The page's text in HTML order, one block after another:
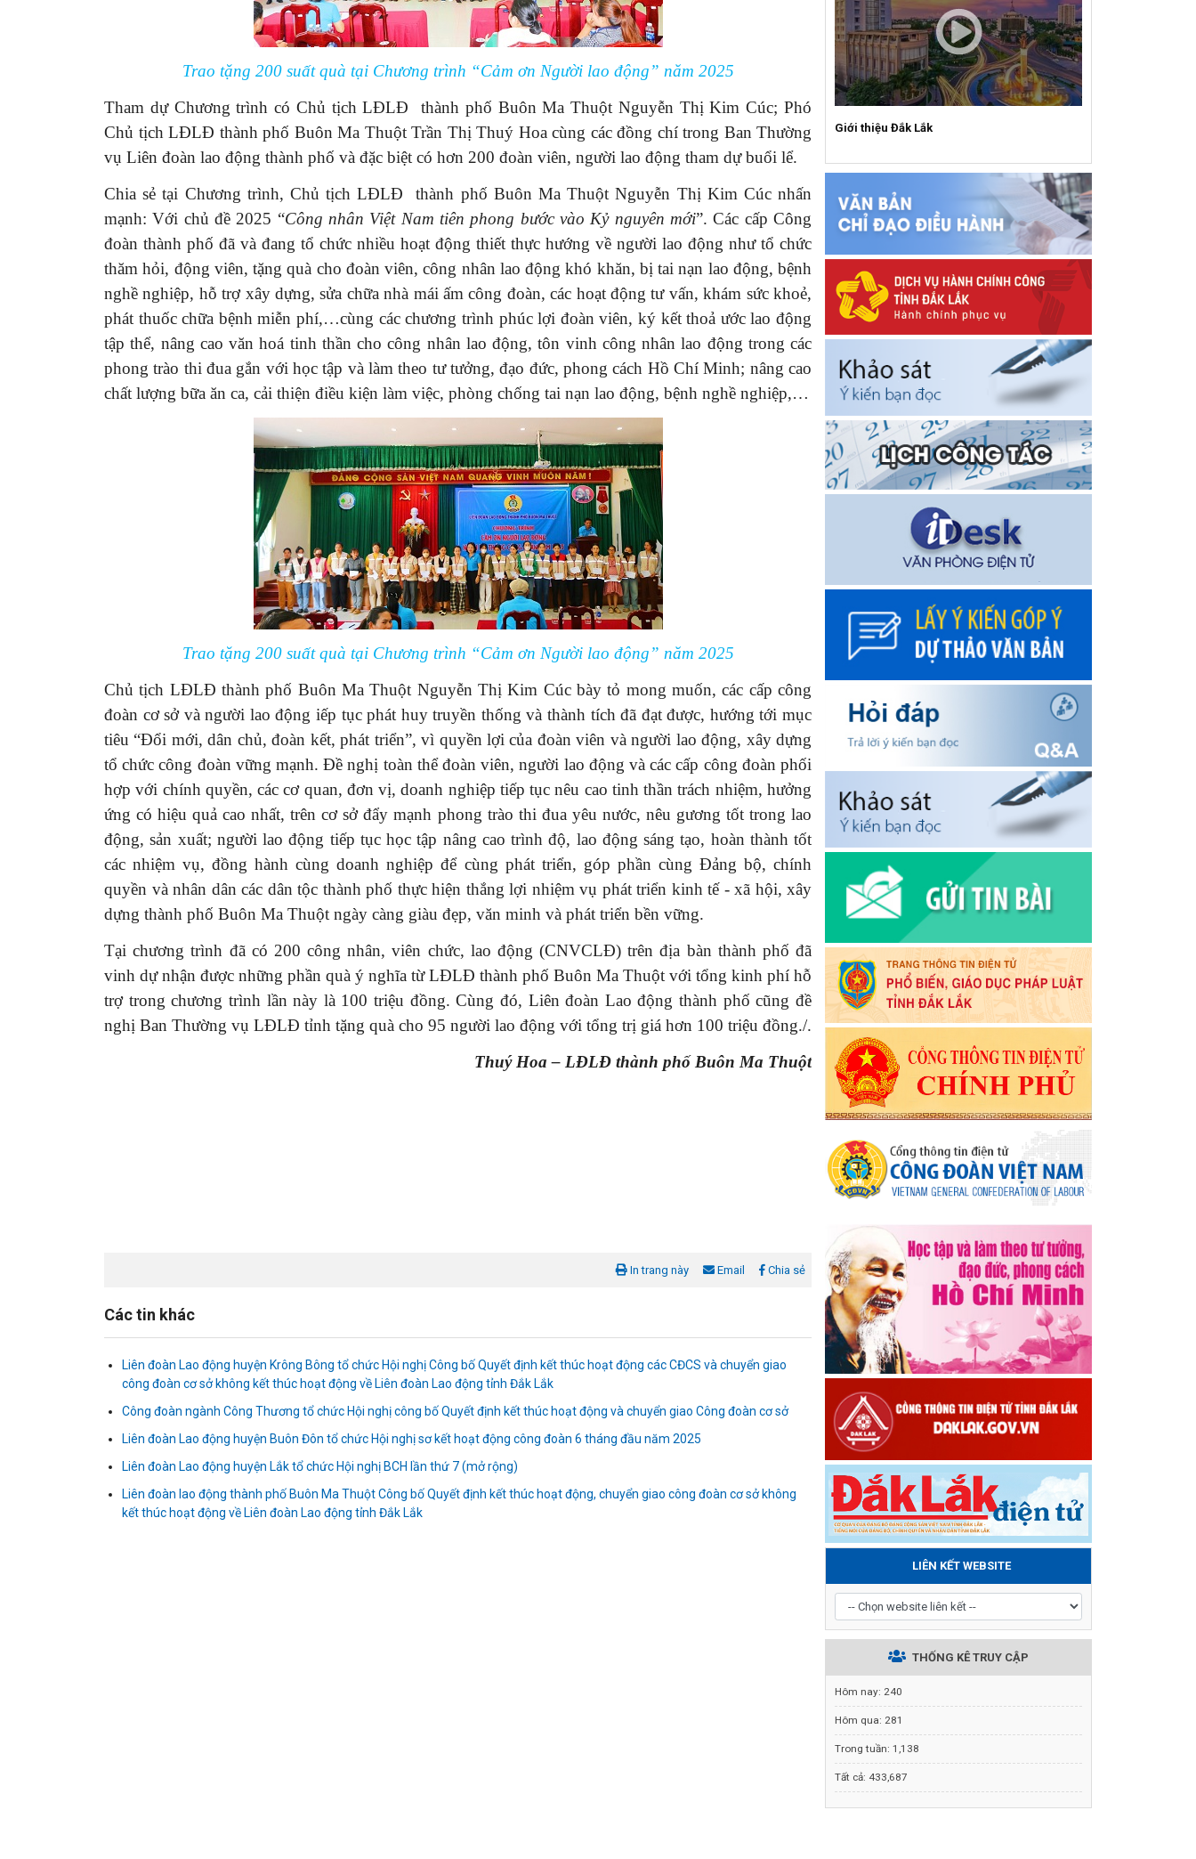
Trao tặng 200 suất quà tại Chương trình “Cảm ơn Người lao động” năm 2025
Tham dự Chương trình có Chủ tịch LĐLĐ thành phố Buôn Ma Thuột Nguyễn Thị Kim Cúc; Phó
Chủ tịch LĐLĐ thành phố Buôn Ma Thuột Trần Thị Thuý Hoa cùng các đồng chí trong Ban Thường
vụ Liên đoàn lao động thành phố và đặc biệt có hơn 200 đoàn viên, người lao động tham dự buổi lể.
Chia sẻ tại Chương trình, Chủ tịch LĐLĐ thành phố Buôn Ma Thuột Nguyễn Thị Kim Cúc nhấn
mạnh: Với chủ đề 2025 “Công nhân Việt Nam tiên phong bước vào Kỷ nguyên mới”. Các cấp Công
đoàn thành phố đã và đang tổ chức nhiều hoạt động thiết thực hướng về người lao động như tổ chức
thăm hỏi, động viên, tặng quà cho đoàn viên, công nhân lao động khó khăn, bị tai nạn lao động, bệnh
nghề nghiệp, hỗ trợ xây dựng, sửa chữa nhà mái ấm công đoàn, các hoạt động tư vấn, khám sức khoẻ,
phát thuốc chữa bệnh miễn phí,…cùng các chương trình phúc lợi đoàn viên, ký kết thoả ước lao động
tập thể, nâng cao văn hoá tinh thần cho công nhân lao động, tôn vinh công nhân lao động trong các
phong trào thi đua gắn với học tập và làm theo tư tưởng, đạo đức, phong cách Hồ Chí Minh; nâng cao
chất lượng bữa ăn ca, cải thiện điều kiện làm việc, phòng chống tai nạn lao động, bệnh nghề nghiệp,…
Trao tặng 200 suất quà tại Chương trình “Cảm ơn Người lao động” năm 2025
Chủ tịch LĐLĐ thành phố Buôn Ma Thuột Nguyễn Thị Kim Cúc bày tỏ mong muốn, các cấp công
đoàn cơ sở và người lao động iếp tục phát huy truyền thống và thành tích đã đạt được, hướng tới mục
tiêu “Đổi mới, dân chủ, đoàn kết, phát triển”, vì quyền lợi của đoàn viên và người lao động, xây dựng
tổ chức công đoàn vững mạnh. Đề nghị toàn thể đoàn viên, người lao động và các cấp công đoàn phối
hợp với chính quyền, các cơ quan, đơn vị, doanh nghiệp tiếp tục nêu cao tinh thần trách nhiệm, hưởng
ứng có hiệu quả cao nhất, trên cơ sở đẩy mạnh phong trào thi đua yêu nước, nêu gương tốt trong lao
động, sản xuất; người lao động tiếp tục học tập nâng cao trình độ, lao động sáng tạo, hoàn thành tốt
các nhiệm vụ, đồng hành cùng doanh nghiệp để cùng phát triển, góp phần cùng Đảng bộ, chính
quyền và nhân dân các dân tộc thành phố thực hiện thắng lợi nhiệm vụ phát triển kinh tế - xã hội, xây
dựng thành phố Buôn Ma Thuột ngày càng giàu đẹp, văn minh và phát triển bền vững.
Tại chương trình đã có 200 công nhân, viên chức, lao động (CNVCLĐ) trên địa bàn thành phố đã
vinh dự nhận được những phần quà ý nghĩa từ LĐLĐ thành phố Buôn Ma Thuột với tổng kinh phí hỗ
trợ trong chương trình lần này là 100 triệu đồng. Cùng đó, Liên đoàn Lao động thành phố cũng đề
nghị Ban Thường vụ LĐLĐ tỉnh tặng quà cho 95 người lao động với tổng trị giá hơn 100 triệu đồng./.
Thuý Hoa – LĐLĐ thành phố Buôn Ma Thuột
In trang này Email Chia sẻ
Các tin khác
Liên đoàn Lao động huyện Krông Bông tổ chức Hội nghị Công bố Quyết định kết thúc hoạt động các CĐCS và chuyển giao
công đoàn cơ sở không kết thúc hoạt động về Liên đoàn Lao động tỉnh Đắk Lắk
Công đoàn ngành Công Thương tổ chức Hội nghị công bố Quyết định kết thúc hoạt động và chuyển giao Công đoàn cơ sở
Liên đoàn Lao động huyện Buôn Đôn tổ chức Hội nghị sơ kết hoạt động công đoàn 6 tháng đầu năm 2025
Liên đoàn Lao động huyện Lắk tổ chức Hội nghị BCH lần thứ 7 (mở rộng)
Liên đoàn lao động thành phố Buôn Ma Thuột Công bố Quyết định kết thúc hoạt động, chuyển giao công đoàn cơ sở không
kết thúc hoạt động về Liên đoàn Lao động tỉnh Đắk Lắk
Giới thiệu Đắk Lắk
LIÊN KẾT WEBSITE
THỐNG KÊ TRUY CẬP
Hôm nay: 240
Hôm qua: 281
Trong tuần: 1,138
Tất cả: 433,687